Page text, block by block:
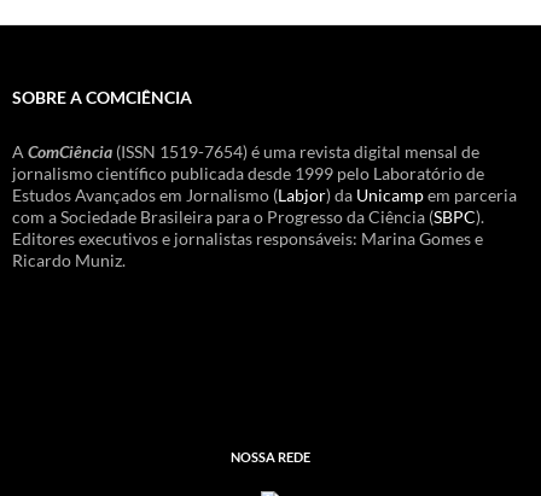
SOBRE A COMCIÊNCIA
A ComCiência (ISSN 1519-7654) é uma revista digital mensal de
jornalismo científico publicada desde 1999 pelo Laboratório de
Estudos Avançados em Jornalismo (Labjor) da Unicampem parceria
com a Sociedade Brasileira para o Progresso da Ciência (SBPC).
Editores executivos e jornalistas responsáveis: Marina Gomes e
Ricardo Muniz.
NOSSA REDE